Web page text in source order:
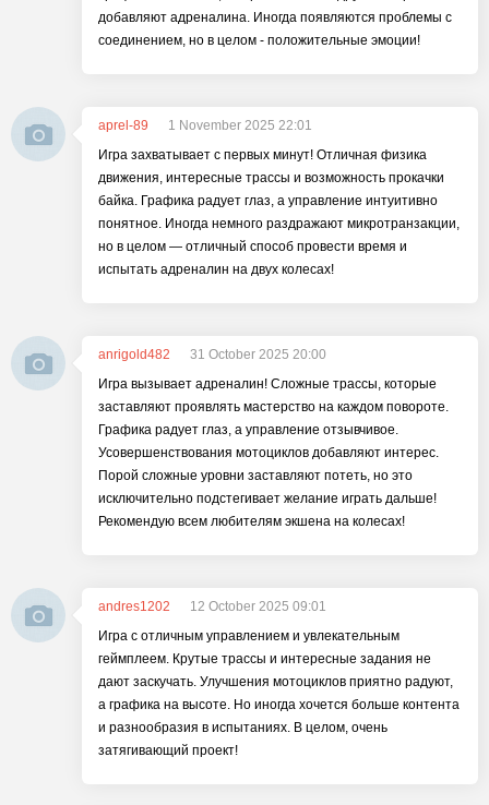
добавляют адреналина. Иногда появляются проблемы с
соединением, но в целом - положительные эмоции!
aprel-89
1 November 2025 22:01
Игра захватывает с первых минут! Отличная физика
движения, интересные трассы и возможность прокачки
байка. Графика радует глаз, а управление интуитивно
понятное. Иногда немного раздражают микротранзакции,
но в целом — отличный способ провести время и
испытать адреналин на двух колесах!
anrigold482
31 October 2025 20:00
Игра вызывает адреналин! Сложные трассы, которые
заставляют проявлять мастерство на каждом повороте.
Графика радует глаз, а управление отзывчивое.
Усовершенствования мотоциклов добавляют интерес.
Порой сложные уровни заставляют потеть, но это
исключительно подстегивает желание играть дальше!
Рекомендую всем любителям экшена на колесах!
andres1202
12 October 2025 09:01
Игра с отличным управлением и увлекательным
геймплеем. Крутые трассы и интересные задания не
дают заскучать. Улучшения мотоциклов приятно радуют,
а графика на высоте. Но иногда хочется больше контента
и разнообразия в испытаниях. В целом, очень
затягивающий проект!